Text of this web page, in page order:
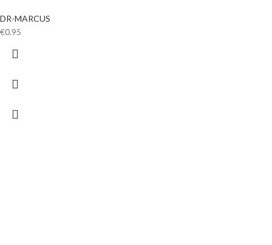
DR-MARCUS
€0.95